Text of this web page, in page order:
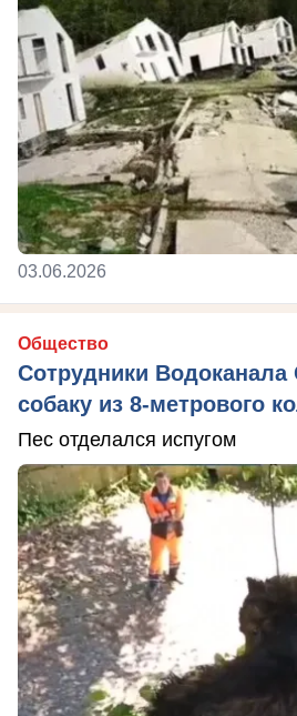
03.06.2026
Общество
Сотрудники Водоканала
собаку из 8-метрового
Пес отделался испугом